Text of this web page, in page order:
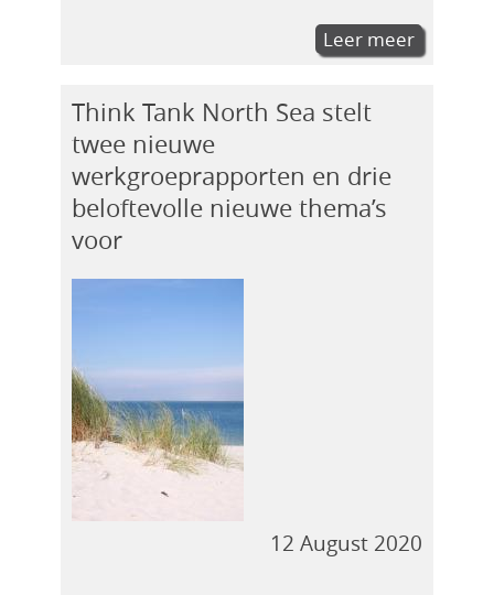
Leer meer
Think Tank North Sea stelt
twee nieuwe
werkgroeprapporten en drie
beloftevolle nieuwe thema’s
voor
12 August 2020